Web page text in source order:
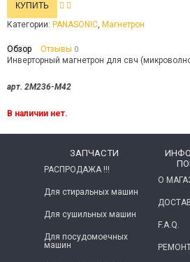
Категории: PANASONIC, Магнетрон
Обзор Отзывы 0
Инверторный магнетрон для свч
арт. 2M236-M42
В наличии нет.
ЗАПЧАСТИ
РАСПРОДАЖА !!!
Для стиральных машин
Для сушильных машин
Для посудомоечных
машин
О
F.A.Q.